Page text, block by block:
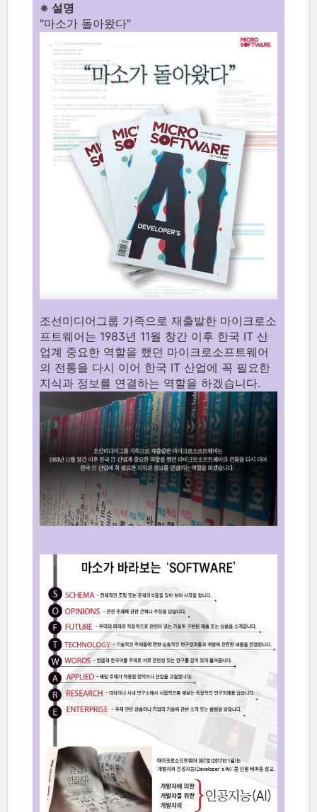
※ 설명
"마소가 돌아왔다"
조선미디어그룹 가족으로 재출발한 마이크로소
프트웨어는 1983년 11월 창간 이후 한국 IT 산
업계 중요한 역할을 했던 마이크로소프트웨어
의 전통을 다시 이어 한국 IT 산업에 꼭 필요한
지식과 정보를 연결하는 역할을 하겠습니다.